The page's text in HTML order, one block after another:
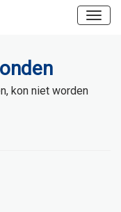
kon niet worden